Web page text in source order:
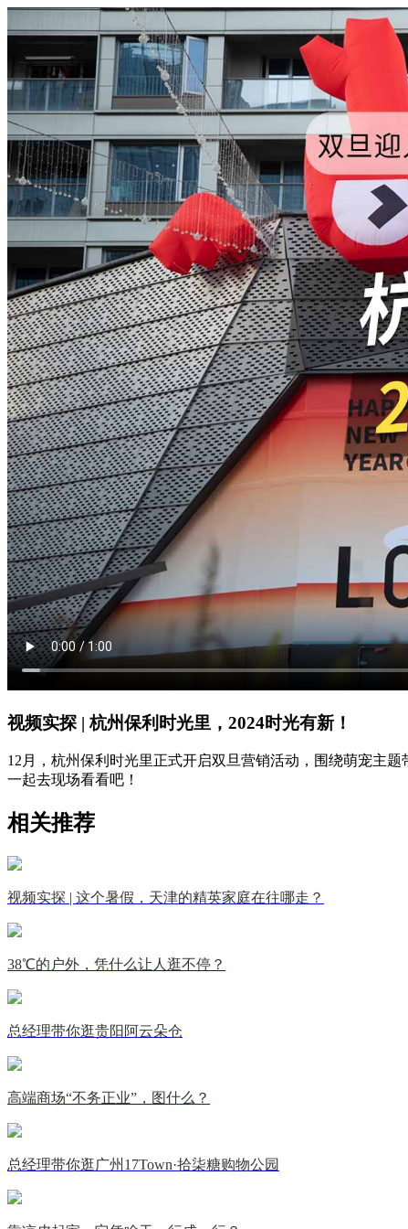
视频实探 | 杭州保利时光里，2024时光有新！
12月，杭州保利时光里正式开启双旦营销活动，围绕萌宠主
一起去现场看看吧！
相关推荐
视频实探 | 这个暑假，天津的精英家庭在往哪走？
38℃的户外，凭什么让人逛不停？
总经理带你逛贵阳阿云朵仓
高端商场“不务正业”，图什么？
总经理带你逛广州17Town·拾柒糖购物公园